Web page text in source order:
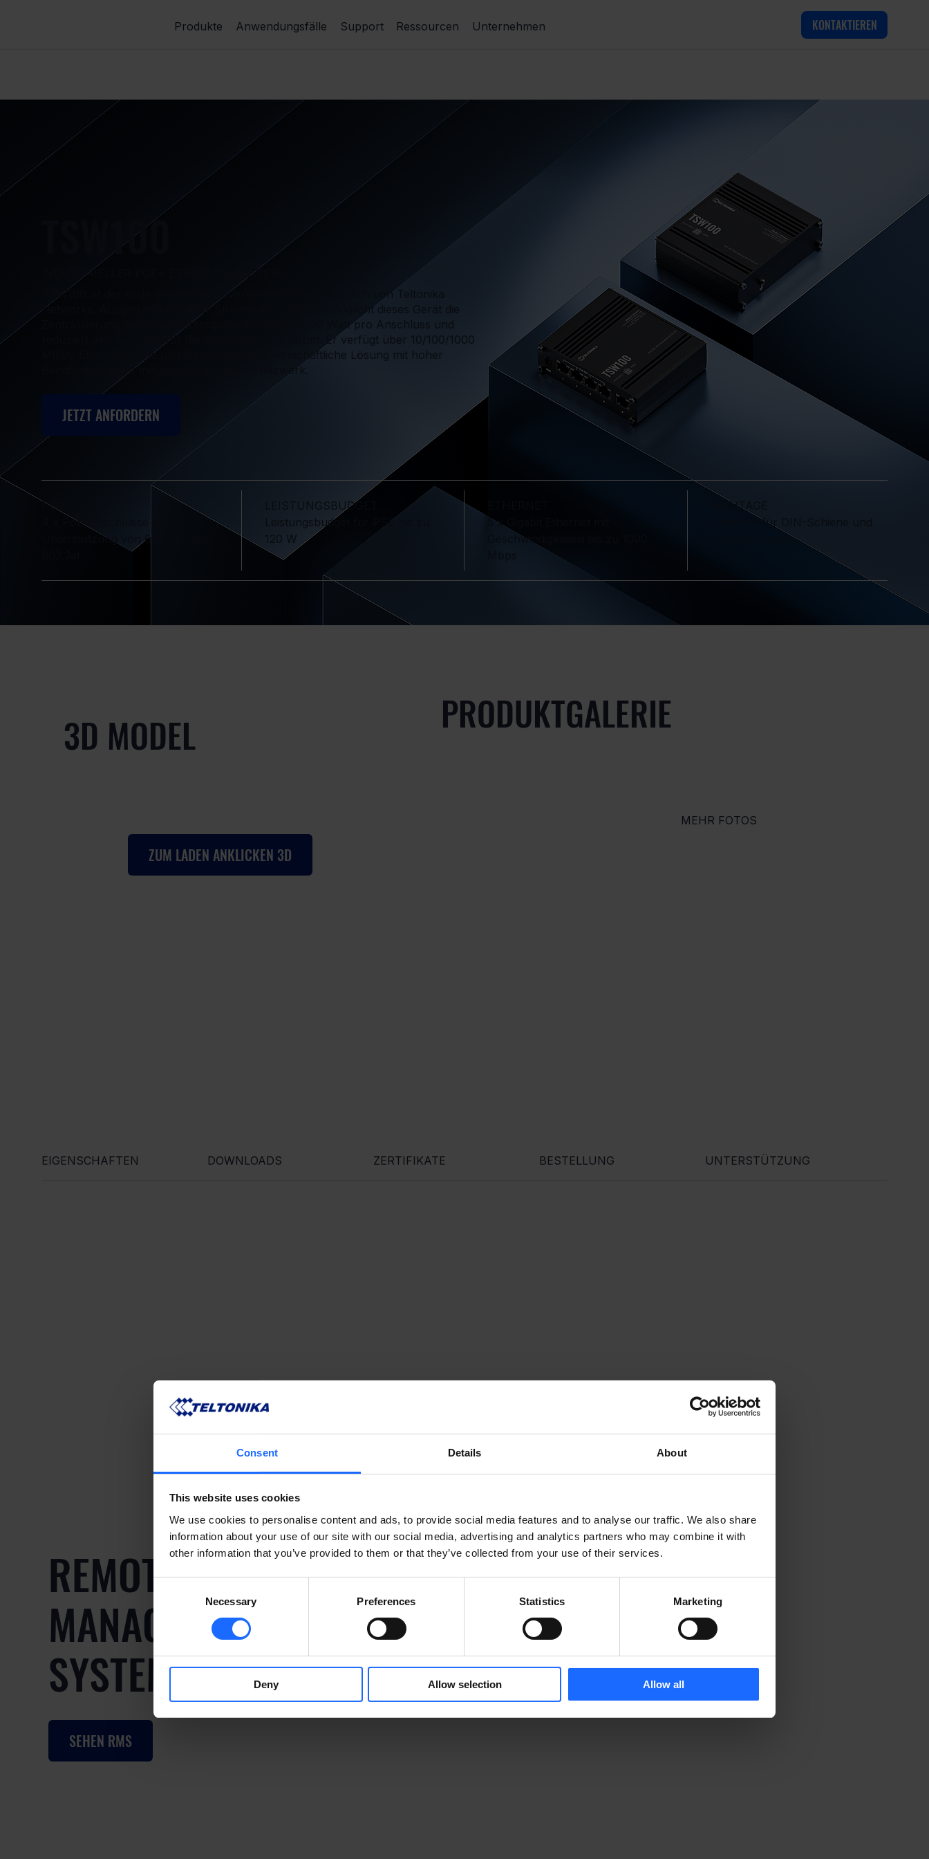
Consent Details About
This website uses cookies
We use cookies to personalise content and ads, to provide social media features and to analyse our traffic. We also share
information about your use of our site with our social media, advertising and analytics partners who may combine it with
other information that you’ve provided to them or that they’ve collected from your use of their services.
Necessary Preferences Statistics Marketing
Deny Allow selection Allow all
Produkte Anwendungsfälle Support Ressourcen Unternehmen KONTAKTIEREN
TSW100
INDUSTRIELLER POE+ ETHERNET SWITCH
TSW100 ist der erste industrielle unverwaltete Ethernet Switch von Teltonika
Networks. Ausgerüstet mit einer Stromquelle (PSE), ermöglicht dieses Gerät die
Zentralisierung der Stromversorgung, bietet bis zu 30 Watt pro Anschluss und
reduziert den Aufwand für die Installation von Strom. Er verfügt über 10/100/1000
Mbit/s-Ethernet-Ports und bietet damit eine wirtschaftliche Lösung mit hoher
Bandbreite für Ihr industrielles Ethernet-Netzwerk.
JETZT ANFORDERN
POE+
4 x PoE-Anschlüsse mit
Unterstützung von 802.3af und
LEISTUNGSBUDGET
Leistungsbudget für PSE bis zu
120 W
5 x Gigabit Ethernet mit
Geschwindigkeiten bis zu 1000
MONTAGE
Optionen für DIN-Schiene und
Aufbaumontage
3D MODEL
ZUM LADEN ANKLICKEN 3D
PRODUKTGALERIE
MEHR FOTOS
EIGENSCHAFTEN ZERTIFIKATE
DOWNLOADS BESTELLUNG UNTERSTÜTZUNG
REMOTE
MANAGEMENT
SYSTEM
SEHEN RMS